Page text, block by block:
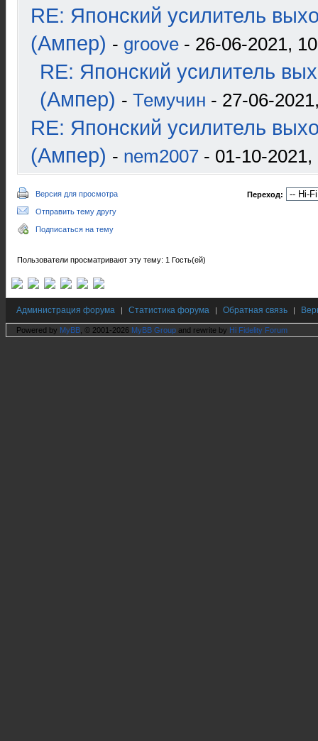
RE: Японский усилитель
(Ампер) - groove - 26-06-2021,
RE: Японский усилитель
(Ампер) - Темучин - 27-06-
RE: Японский усилитель
(Ампер) - nem2007 - 01-10-2021,
Версия для просмотра
Отправить тему другу
Подписаться на тему
Переход:
Пользователи просматривают эту тему: 1 Гость(ей)
Администрация форума | Статистика форума | Обратная связь |
Powered by MyBB , © 2001-2026 MyBB Group and rewrite by Hi Fidelity Forum